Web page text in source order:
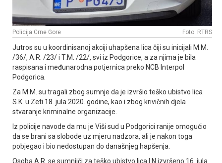
Policija Crne Gore Foto: RTRS
Јutros su u koordinisanoj akciji uhapšena lica čiji su inicijali M.M.
/36/, A.R. /23/ i T.M. /22/, svi iz Podgorice, a za njima je bila
raspisana i međunarodna potjernica preko NCB Interpol
Podgorica.
Za M.M. su tragali zbog sumnje da je izvršio teško ubistvo lica
S.K. u Zeti 18. jula 2020. godine, kao i zbog krivičnih djela
stvaranje kriminalne organizacije.
Iz policije navode da mu je Viši sud u Podgorici ranije omogućio
da se brani sa slobode uz mjeru nadzora, ali je nakon toga
pobjegao i bio nedostupan do današnjeg hapšenja.
Osoba A.R. se sumnjiči za teško ubistvo lica I.N izvršeno 16. jula